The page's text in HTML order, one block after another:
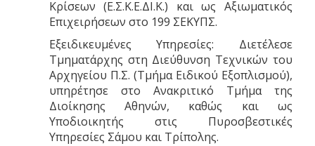
Κρίσεων (Ε.Σ.Κ.Ε.ΔΙ.Κ.) και ως Αξιωματικός
Επιχειρήσεων στο 199 ΣΕΚΥΠΣ.
Εξειδικευμένες Υπηρεσίες: Διετέλεσε
Τμηματάρχης στη Διεύθυνση Τεχνικών του
Αρχηγείου Π.Σ. (Τμήμα Ειδικού Εξοπλισμού),
υπηρέτησε στο Ανακριτικό Τμήμα της
Διοίκησης Αθηνών, καθώς και ως
Υποδιοικητής στις Πυροσβεστικές
Υπηρεσίες Σάμου και Τρίπολης.